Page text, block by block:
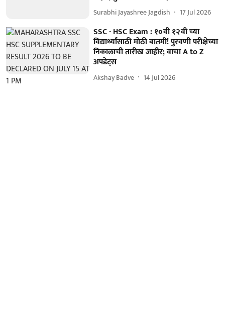
Surabhi Jayashree Jagdish 17 Jul 2026
SSC - HSC Exam : १०वी १२वी च्या
विद्यार्थ्यांसाठी मोठी बातमी! पुरवणी परीक्षेच्या
निकालाची तारीख जाहीर; वाचा A to Z
अपडेट्स
Akshay Badve 14 Jul 2026